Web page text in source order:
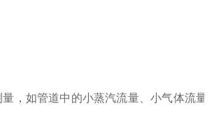
，如管道中的小蒸汽流量、小气体流量